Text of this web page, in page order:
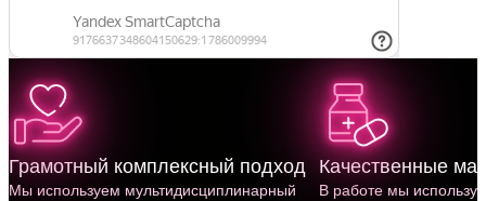
Грамотный комплексный подход
Мы используем мульти­дисциплинарный
Качественные
В работе мы